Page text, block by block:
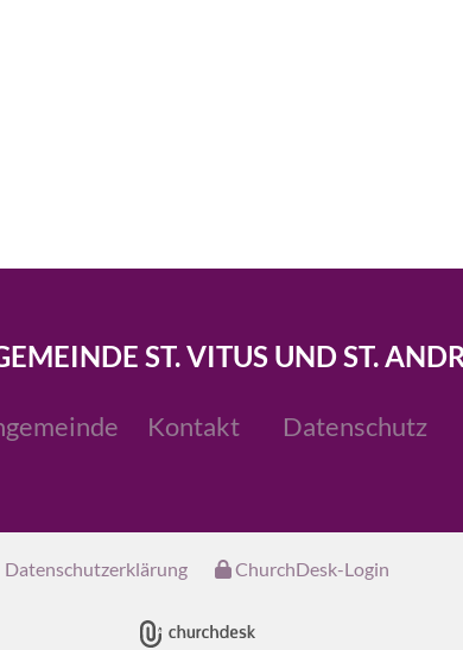
ST. VITUS UND ST.
Kontakt Datenschutz
Datenschutzerklärung ChurchDesk-Login